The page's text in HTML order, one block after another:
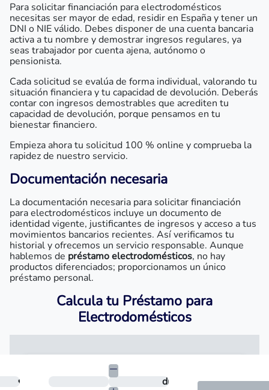
Para solicitar financiación para electrodomésticos
necesitas ser mayor de edad, residir en España y tener un
DNI o NIE válido. Debes disponer de una cuenta bancaria
activa a tu nombre y demostrar ingresos regulares, ya
seas trabajador por cuenta ajena, autónomo o
pensionista.
Cada solicitud se evalúa de forma individual, valorando tu
situación financiera y tu capacidad de devolución. Deberás
contar con ingresos demostrables que acrediten tu
capacidad de devolución, porque pensamos en tu
bienestar financiero.
Empieza ahora tu solicitud 100 % online y comprueba la
rapidez de nuestro servicio.
Documentación necesaria
La documentación necesaria para solicitar financiación
para electrodomésticos incluye un documento de
identidad vigente, justificantes de ingresos y acceso a tus
movimientos bancarios recientes. Así verificamos tu
historial y ofrecemos un servicio responsable. Aunque
hablemos de préstamo electrodomésticos, no hay
productos diferenciados; proporcionamos un único
préstamo personal.
Calcula tu Préstamo para
Electrodomésticos
€ ¿En cuántos días quieres devolverlo?
días